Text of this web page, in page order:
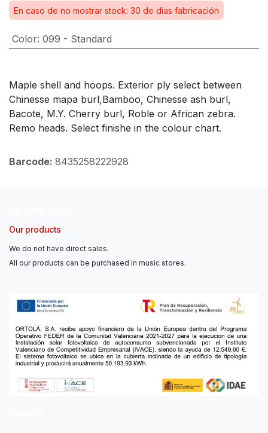
En caso de no mostrar stock: 30 de días fabricación
Color: 099 - Standard
Maple shell and hoops. Exterior ply select between
Chinesse mapa burl,Bamboo, Chinesse ash burl,
Bacote, M.Y. Cherry burl, Roble or African zebra.
Remo heads. Select finishe in the colour chart.
Barcode: 8435258222928
Our products
We do not have direct sales.
All our products can be purchased in music stores.